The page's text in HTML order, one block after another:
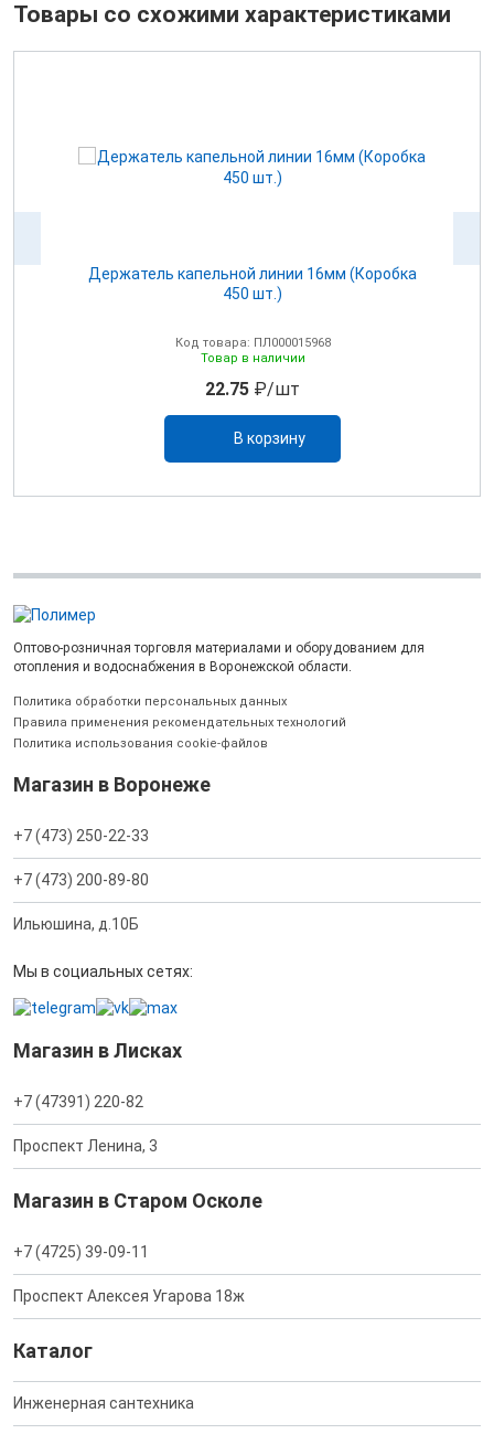
Товары со схожими характеристиками
Держатель капельной линии 16мм (Коробка
450 шт.)
Код товара: ПЛ000015968
Товар в наличии
22.75 ₽/шт
В корзину
Оптово-розничная торговля материалами и оборудованием для
отопления и водоснабжения в Воронежской области.
Политика обработки персональных данных
Правила применения рекомендательных технологий
Политика использования cookie-файлов
Магазин в Воронеже
+7 (473) 250-22-33
+7 (473) 200-89-80
Ильюшина, д.10Б
Мы в социальных сетях:
Магазин в Лисках
+7 (47391) 220-82
Проспект Ленина, 3
Магазин в Старом Осколе
+7 (4725) 39-09-11
Проспект Алексея Угарова 18ж
Каталог
Инженерная сантехника